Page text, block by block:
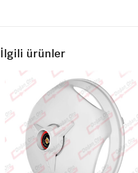
İlgili ürünler